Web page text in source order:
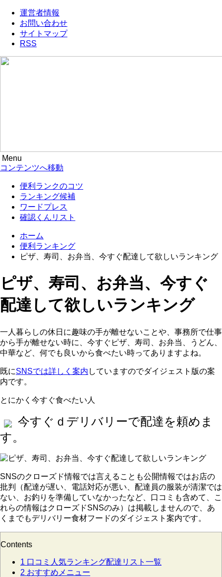
運営者情報
お問い合わせ
サイトマップ
RSS
便利ランキングのコツ KO2
ネット情報の便利な機能をメモ代わりにランキングしていま
Menu
コンテンツへ移動
便利ランクのコツ
ランキング候補
ワードプレス
確認くんリスト
ホーム
便利ランキング
ピザ、寿司、お弁当、今すぐ配達して欲しいランキング
ピザ、寿司、お弁当、今すぐ
配達して欲しいランキング
一人暮らしの休日に趣味の手が離せないことや、事務所で仕事
から手が離せない時に、今すぐピザ、寿司、お弁当、うどん、
中華など、何でも良いから食べたい時ってありますよね。
既にSNSでは詳しく案内 していますのでダイジェスト版の案
内です。
とにかく今すぐ食べたい人
今すぐｄデリバリーで配達を頼めま
す。
SNSのクローズド情報では言えることも公開情報ではお店の
批判（配達が遅い、電話対応が悪い、配達員の服装が清潔では
ない、お釣りを準備していなかったなど、口コミも含めて、こ
れらの情報はクローズドSNSのみ）は掲載しませんので、あ
くまでもデリバリー食材フードのダイジェスト案内です。
Contents
1 口コミ人気ランキング配達リスト一覧
2 おすすめメニュー